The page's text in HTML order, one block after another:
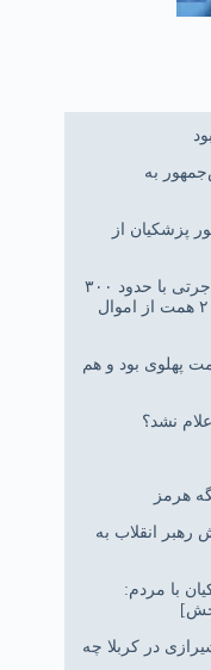
به
پزشکیان از
رسیدگی به پرونده کلاهبرداری یک شرکت مهاجرتی با حدود ۳۰۰
شاکی در دادسرای تهران | شناسایی و توقیف ۲ همت از اموال
پهلوی بود و هم
نشد؟
هرمز
انقلاب به
با مردم:
در کربلا چه